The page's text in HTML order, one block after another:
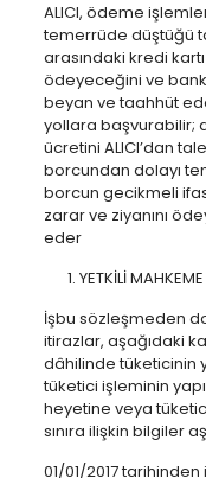
ALICI, ödeme
temerrüde düştüğü
arasındaki kredi
ödeyeceğini ve
beyan ve taahhüt
yollara başvurabilir;
ücretini ALICI’dan
borcundan dolayı
borcun gecikmeli
zarar ve ziyanını
eder
YETKİLİ MAHKEME
İşbu sözleşmeden
itirazlar, aşağıdaki
dâhilinde tüketicinin
tüketici işleminin
heyetine veya
sınıra ilişkin bilgiler
01/01/2017